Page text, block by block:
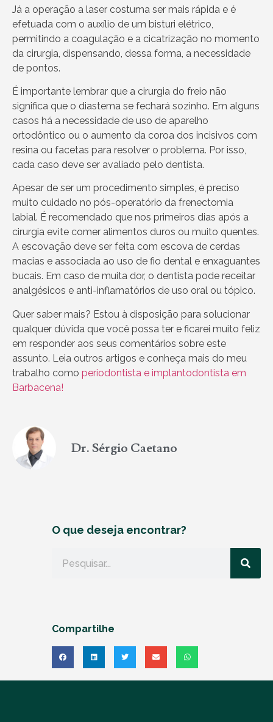
Já a operação a laser costuma ser mais rápida e é
efetuada com o auxílio de um bisturi elétrico,
permitindo a coagulação e a cicatrização no momento
da cirurgia, dispensando, dessa forma, a necessidade
de pontos.
É importante lembrar que a cirurgia do freio não
significa que o diastema se fechará sozinho. Em alguns
casos há a necessidade de uso de aparelho
ortodôntico ou o aumento da coroa dos incisivos com
resina ou facetas para resolver o problema. Por isso,
cada caso deve ser avaliado pelo dentista.
Apesar de ser um procedimento simples, é preciso
muito cuidado no pós-operatório da frenectomia
labial. É recomendado que nos primeiros dias após a
cirurgia evite comer alimentos duros ou muito quentes.
A escovação deve ser feita com escova de cerdas
macias e associada ao uso de fio dental e enxaguantes
bucais. Em caso de muita dor, o dentista pode receitar
analgésicos e anti-inflamatórios de uso oral ou tópico.
Quer saber mais? Estou à disposição para solucionar
qualquer dúvida que você possa ter e ficarei muito feliz
em responder aos seus comentários sobre este
assunto. Leia outros artigos e conheça mais do meu
trabalho como periodontista e implantodontista em
Barbacena!
Dr. Sérgio Caetano
O que deseja encontrar?
Compartilhe